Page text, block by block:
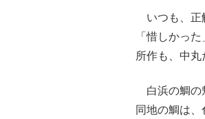
いつも、正
「惜しかっ
所作も、中丸
白浜の鯛の
同地の鯛は